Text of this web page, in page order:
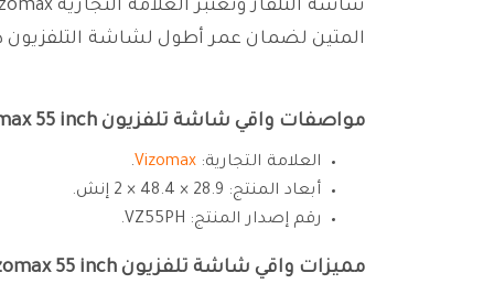
المتين لضمان عمر أطول لشاشة
مواصفات واقي شاشة تلفزيون Vizomax 55 inch:
العلامة التجارية: Vizomax
.
أبعاد المنتج: 28.9 × 48.4 × 2 إنش.
رقم إصدار المنتج: VZ55PH.
مميزات واقي شاشة تلفزيون Vizomax 55 inch: